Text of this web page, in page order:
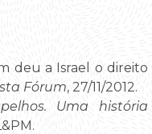
deu a Israel o direito
Fórum, 27/11/2012.
Uma história